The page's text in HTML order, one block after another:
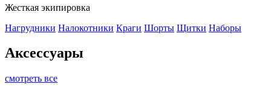
Жесткая экипировка
Нагрудники Налокотники Краги Шорты Щитки Наборы
Аксессуары
смотреть все